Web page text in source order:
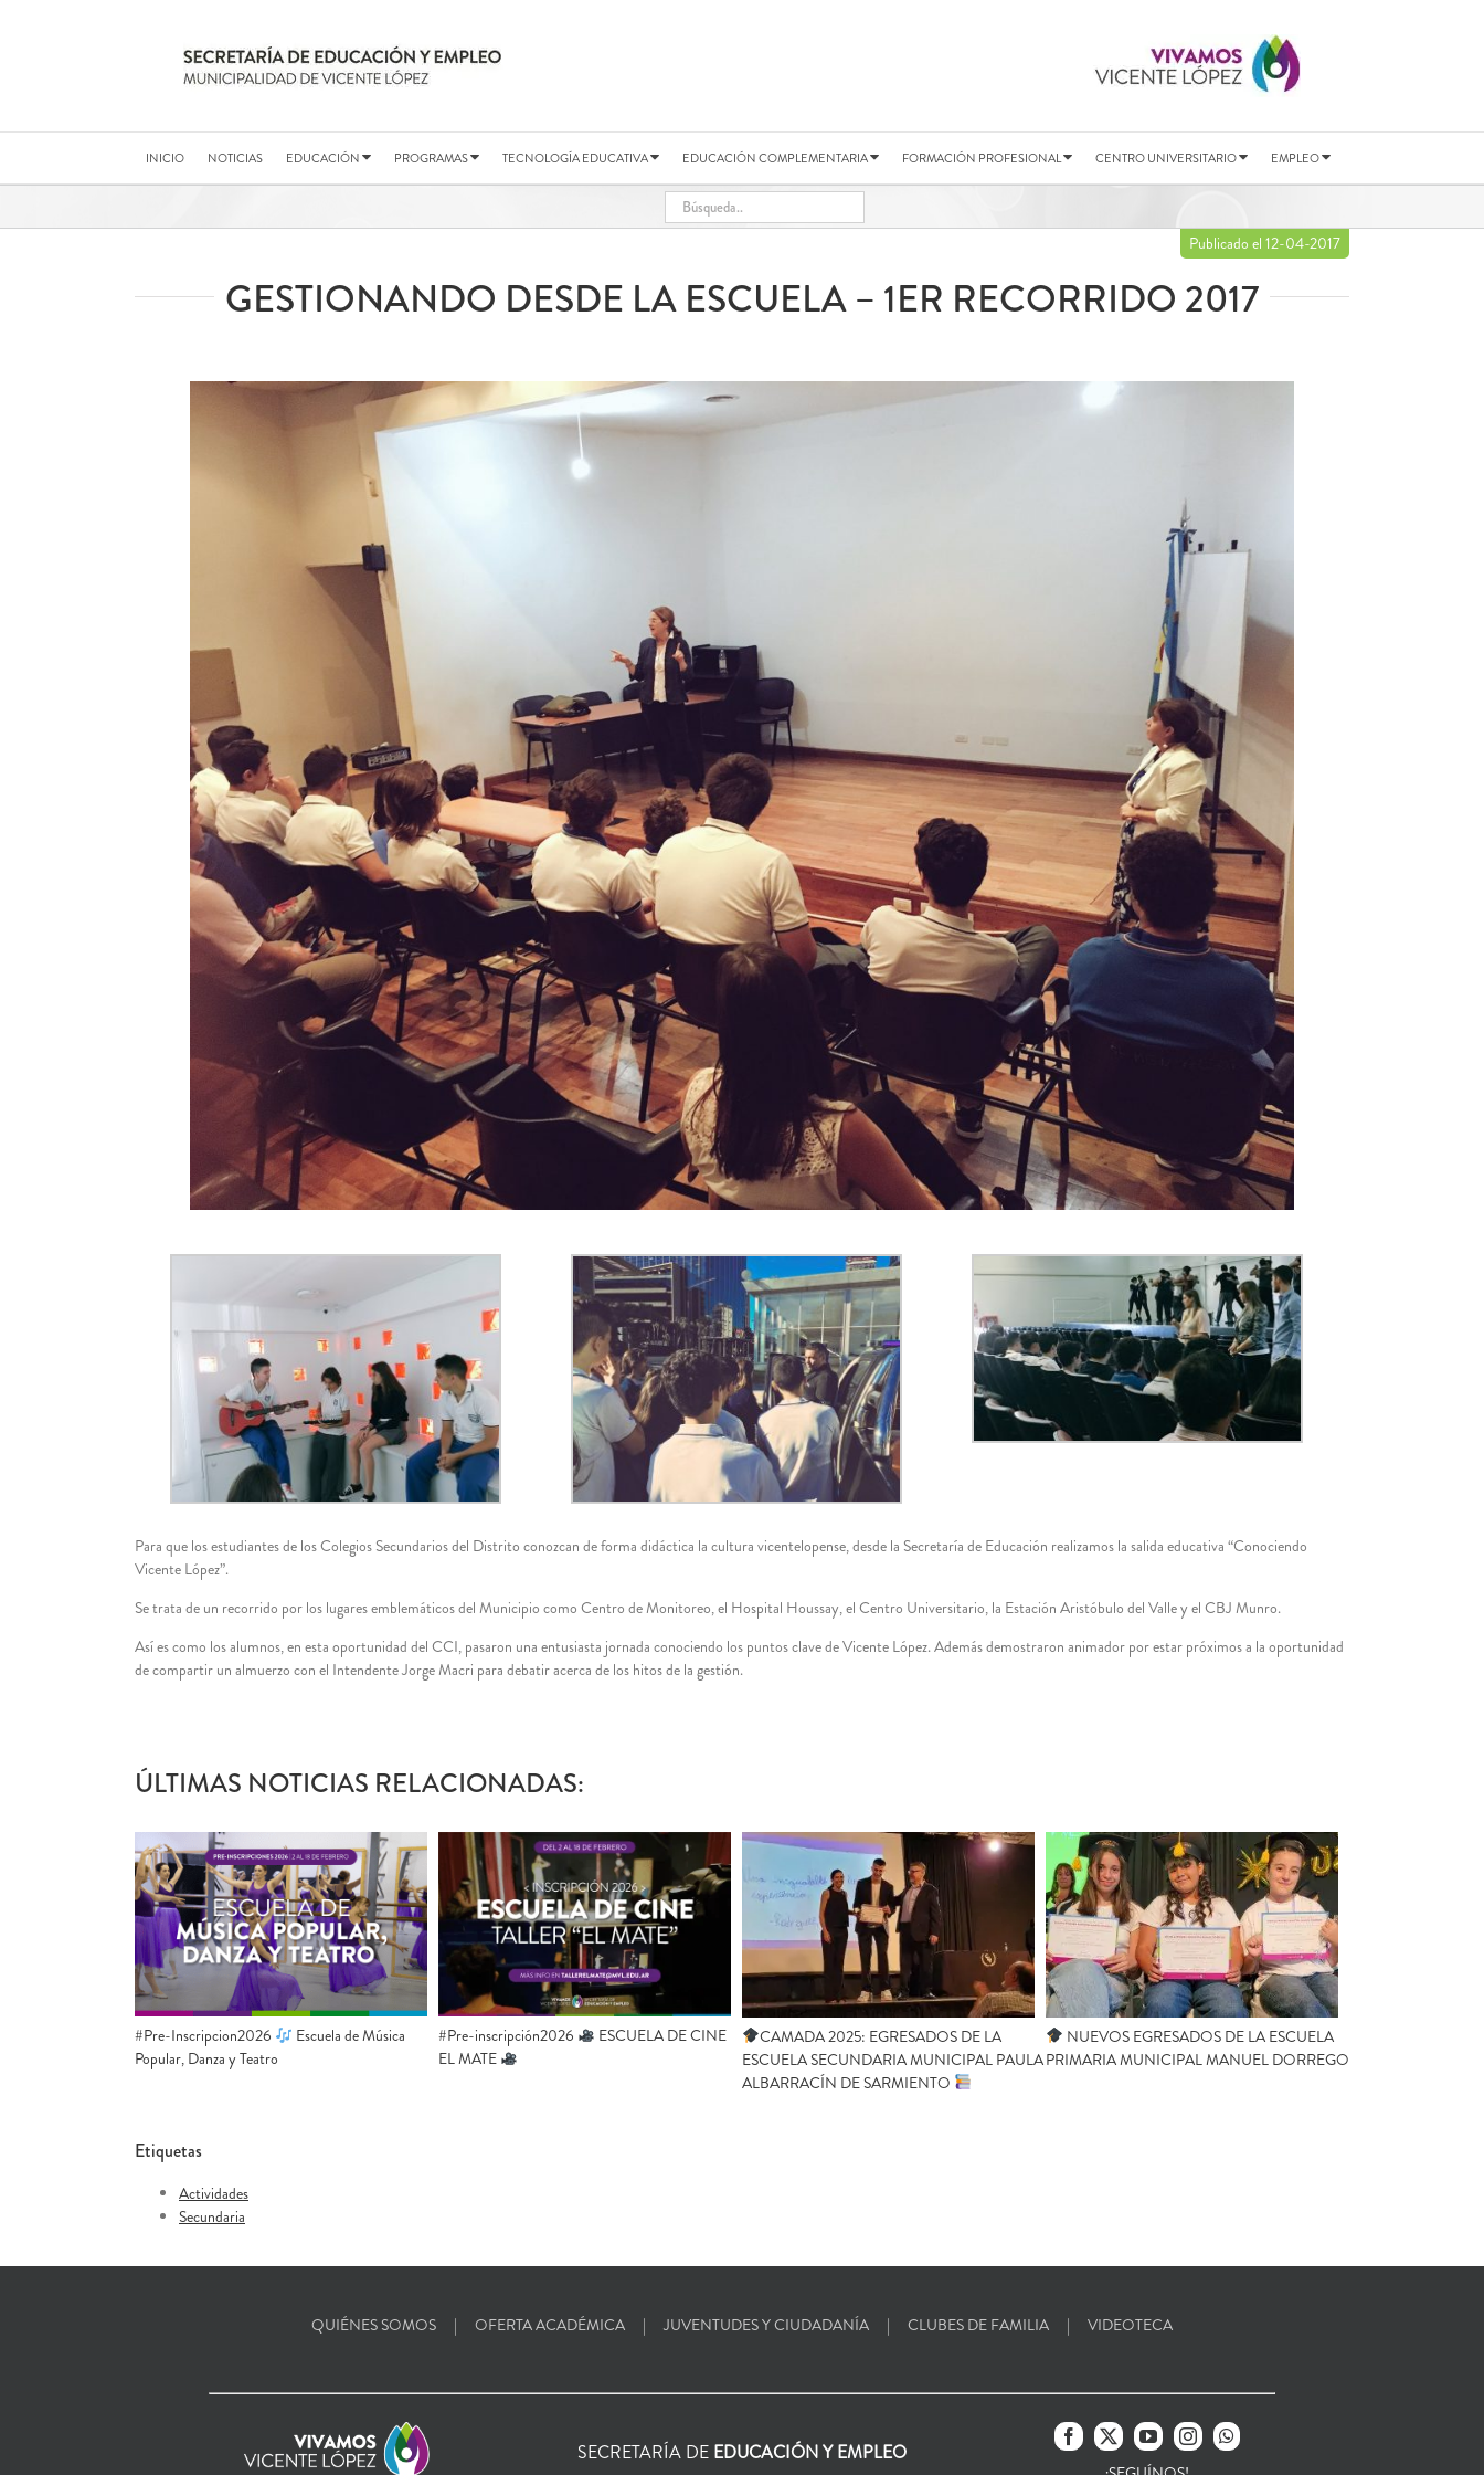
INICIO NOTICIAS EDUCACIÓN PROGRAMAS TECNOLOGÍA EDUCATIVA EDUCACIÓN COMPLEMENTARIA FORMACIÓN PROFESIONAL CENTRO UNIVERSITARIO EMPLEO
Publicado el 12-04-2017
GESTIONANDO DESDE LA ESCUELA – 1ER RECORRIDO 2017
Para que los estudiantes de los Colegios Secundarios del Distrito conozcan de forma didáctica la cultura vicentelopense, desde la Secretaría de Educación realizamos la salida educativa “Conociendo
Vicente López”.
Se trata de un recorrido por los lugares emblemáticos del Municipio como Centro de Monitoreo, el Hospital Houssay, el Centro Universitario, la Estación Aristóbulo del Valle y el CBJ Munro.
Así es como los alumnos, en esta oportunidad del CCI, pasaron una entusiasta jornada conociendo los puntos clave de Vicente López. Además demostraron animador por estar próximos a la oportunidad
de compartir un almuerzo con el Intendente Jorge Macri para debatir acerca de los hitos de la gestión.
ÚLTIMAS NOTICIAS RELACIONADAS:
#Pre-Inscripcion2026
Escuela de Música
Popular, Danza y Teatro
#Pre-inscripción2026
ESCUELA DE CINE
EL MATE
CAMADA 2025: EGRESADOS DE LA
ESCUELA SECUNDARIA MUNICIPAL PAULA
ALBARRACÍN DE SARMIENTO
NUEVOS EGRESADOS DE LA ESCUELA
PRIMARIA MUNICIPAL MANUEL DORREGO
Etiquetas
Actividades
Secundaria
QUIÉNES SOMOS OFERTA ACADÉMICA JUVENTUDES Y CIUDADANÍA CLUBES DE FAMILIA VIDEOTECA
SECRETARÍA DE EDUCACIÓN Y EMPLEO